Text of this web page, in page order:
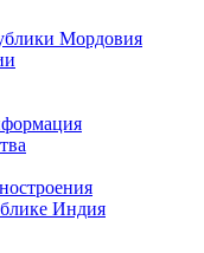
Мордовия
Индия